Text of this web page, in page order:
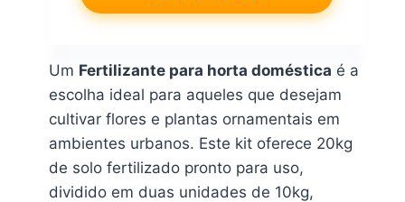
Um Fertilizante para horta doméstica é a
escolha ideal para aqueles que desejam
cultivar flores e plantas ornamentais em
ambientes urbanos. Este kit oferece 20kg
de solo fertilizado pronto para uso,
dividido em duas unidades de 10kg,